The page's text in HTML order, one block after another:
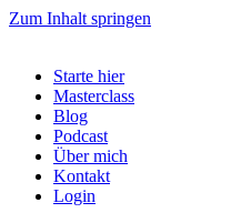
Zum Inhalt springen
Starte hier
Masterclass
Blog
Podcast
Über mich
Kontakt
Login